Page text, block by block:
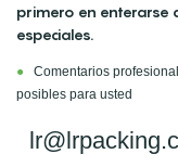
primero en enterarse
especiales.
● Comentarios
posibles para usted